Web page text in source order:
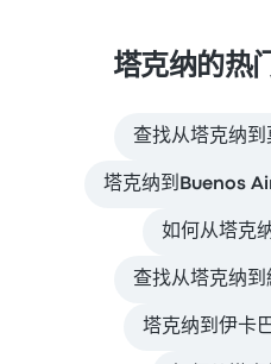
塔克纳的热
查找从塔克纳
塔克纳到Buenos
如何从塔克
查找从塔克纳
塔克纳到伊卡